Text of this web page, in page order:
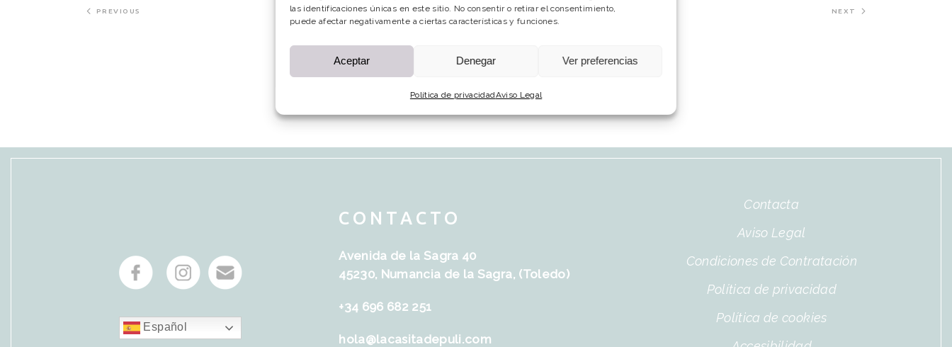
las identificaciones únicas en este sitio. No consentir o retirar el consentimiento,
puede afectar negativamente a ciertas características y funciones.
Aceptar Denegar Ver preferencias
Política de privacidadAviso Legal
PREVIOUS NEXT
Español
CONTACTO
Avenida de la Sagra 40
45230, Numancia de la Sagra, (Toledo)
+34 696 682 251
hola@lacasitadepuli.com
Contacta
Aviso Legal
Condiciones de Contratación
Política de privacidad
Política de cookies